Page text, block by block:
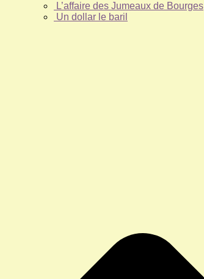
L’affaire des Jumeaux de Bourges
Un dollar le baril